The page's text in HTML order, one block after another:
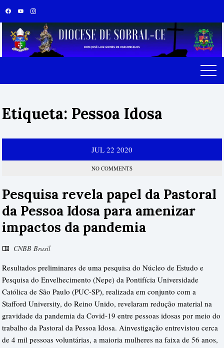
content
Etiqueta: Pessoa Idosa
JUL 22 2020
NO COMMENTS
Pesquisa revela papel da Pastoral
da Pessoa Idosa para amenizar
impactos da pandemia
CNBB Brasil
Resultados preliminares de uma pesquisa do Núcleo de Estudo e
Pesquisa do Envelhecimento (Nepe) da Pontifícia Universidade
Católica de São Paulo (PUC-SP), realizada em conjunto com a
Stafford University, do Reino Unido, revelaram redução material na
gravidade da pandemia da Covid-19 entre pessoas idosas por meio do
trabalho da Pastoral da Pessoa Idosa. Ainvestigação entrevistou cerca
de 4 mil pessoas voluntárias, a maioria mulheres na faixa de 56 anos,